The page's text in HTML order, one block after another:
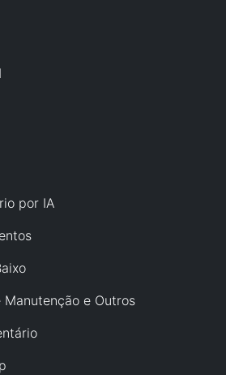
por IA
e Outros